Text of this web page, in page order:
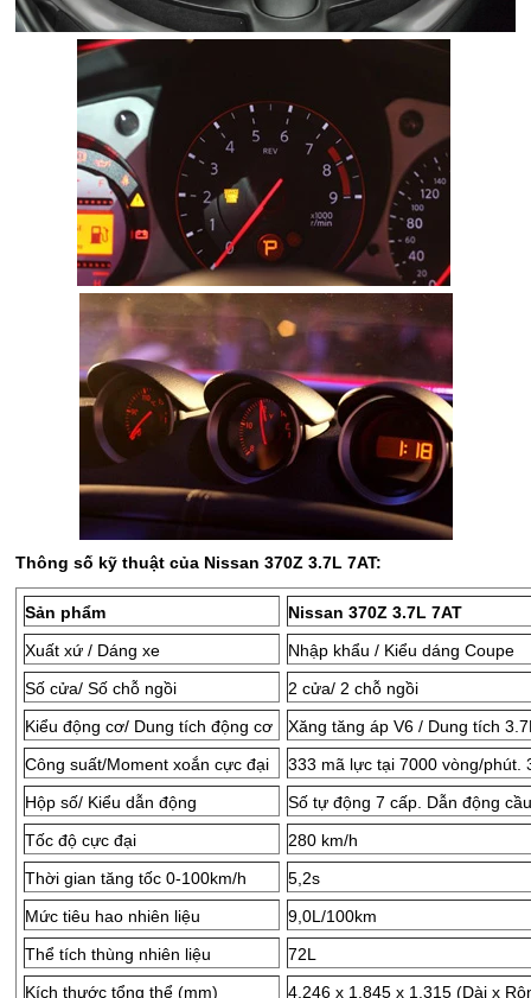
Thông số kỹ thuật của Nissan 370Z 3.7L 7AT:
Sản phẩm
Nissan 370Z 3.7L 7AT
Xuất xứ / Dáng xe
Nhập khẩu / Kiểu dáng Coupe
Số cửa/ Số chỗ ngồi
2 cửa/ 2 chỗ ngồi
Kiểu động cơ/ Dung tích động cơ
Xăng tăng áp V6 / Dung tích
Công suất/Moment xoắn cực đại
333 mã lực tại 7000 vòng/phút.
Hộp số/ Kiểu dẫn động
Số tự động 7 cấp. Dẫn động
Tốc độ cực đại
280 km/h
Thời gian tăng tốc 0-100km/h
5,2s
Mức tiêu hao nhiên liệu
9,0L/100km
Thể tích thùng nhiên liệu
72L
Kích thước tổng thể (mm)
4.246 x 1.845 x 1.315 (Dài x